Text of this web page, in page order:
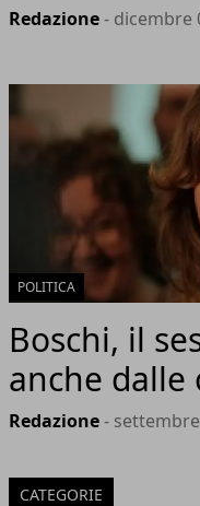
Redazione- dicembre
POLITICA
Boschi, il
anche dalle
Redazione-
CATEGORIE